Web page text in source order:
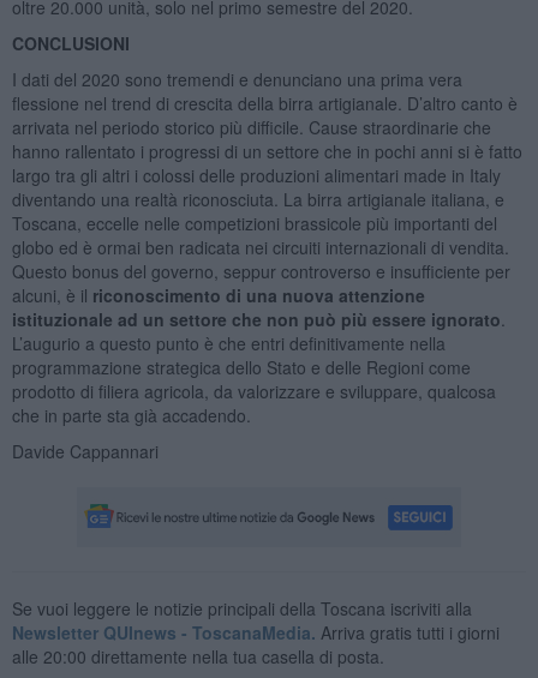
oltre 20.000 unità, solo nel primo semestre del 2020.
CONCLUSIONI
I dati del 2020 sono tremendi e denunciano una prima vera
flessione nel trend di crescita della birra artigianale. D’altro canto è
arrivata nel periodo storico più difficile. Cause straordinarie che
hanno rallentato i progressi di un settore che in pochi anni si è fatto
largo tra gli altri i colossi delle produzioni alimentari made in Italy
diventando una realtà riconosciuta. La birra artigianale italiana, e
Toscana, eccelle nelle competizioni brassicole più importanti del
globo ed è ormai ben radicata nei circuiti internazionali di vendita.
Questo bonus del governo, seppur controverso e insufficiente per
alcuni, è il riconoscimento di una nuova attenzione
istituzionale ad un settore che non può più essere ignorato
L’augurio a questo punto è che entri definitivamente nella
programmazione strategica dello Stato e delle Regioni come
prodotto di filiera agricola, da valorizzare e sviluppare, qualcosa
che in parte sta già accadendo.
Davide Cappannari
Se vuoi leggere le notizie principali della Toscana iscriviti alla
Newsletter QUInews - ToscanaMedia. Arriva gratis tutti i giorni
alle 20:00 direttamente nella tua casella di posta.